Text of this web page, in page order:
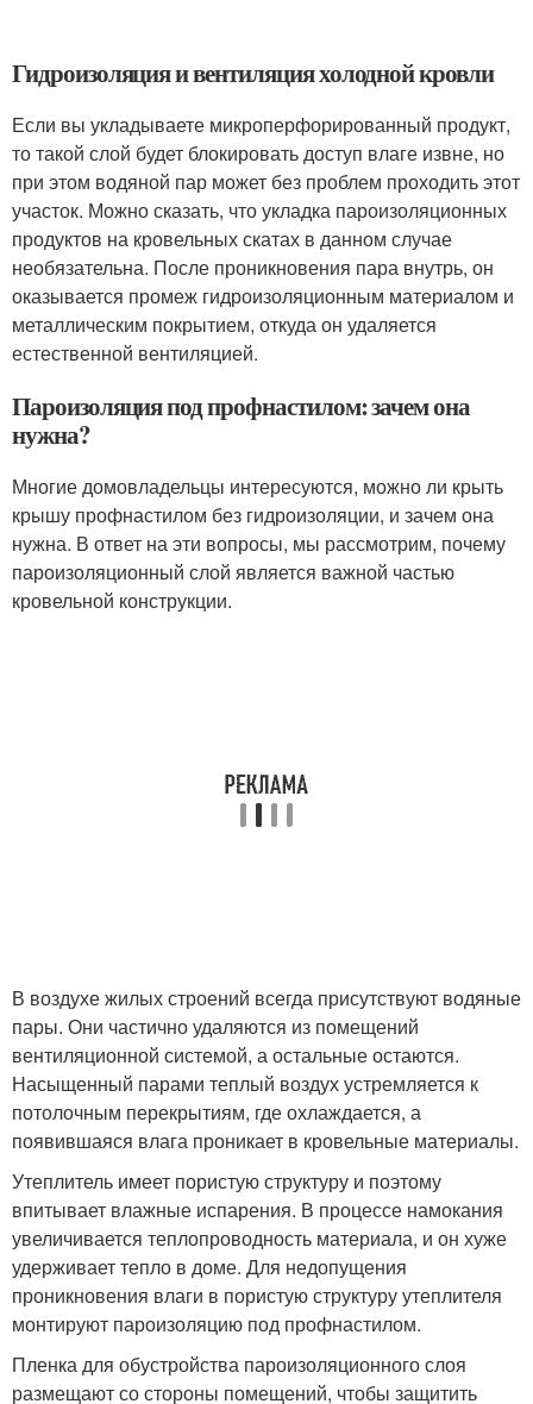
Гидроизоляция и вентиляция холодной кровли
Если вы укладываете микроперфорированный продукт,
то такой слой будет блокировать доступ влаге извне, но
при этом водяной пар может без проблем проходить этот
участок. Можно сказать, что укладка пароизоляционных
продуктов на кровельных скатах в данном случае
необязательна. После проникновения пара внутрь, он
оказывается промеж гидроизоляционным материалом и
металлическим покрытием, откуда он удаляется
естественной вентиляцией.
Пароизоляция под профнастилом: зачем она
нужна?
Многие домовладельцы интересуются, можно ли крыть
крышу профнастилом без гидроизоляции, и зачем она
нужна. В ответ на эти вопросы, мы рассмотрим, почему
пароизоляционный слой является важной частью
кровельной конструкции.
В воздухе жилых строений всегда присутствуют водяные
пары. Они частично удаляются из помещений
вентиляционной системой, а остальные остаются.
Насыщенный парами теплый воздух устремляется к
потолочным перекрытиям, где охлаждается, а
появившаяся влага проникает в кровельные материалы.
Утеплитель имеет пористую структуру и поэтому
впитывает влажные испарения. В процессе намокания
увеличивается теплопроводность материала, и он хуже
удерживает тепло в доме. Для недопущения
проникновения влаги в пористую структуру утеплителя
монтируют пароизоляцию под профнастилом.
Пленка для обустройства пароизоляционного слоя
размещают со стороны помещений, чтобы защитить